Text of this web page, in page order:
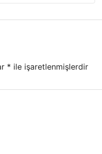
* ile işaretlenmişlerdir